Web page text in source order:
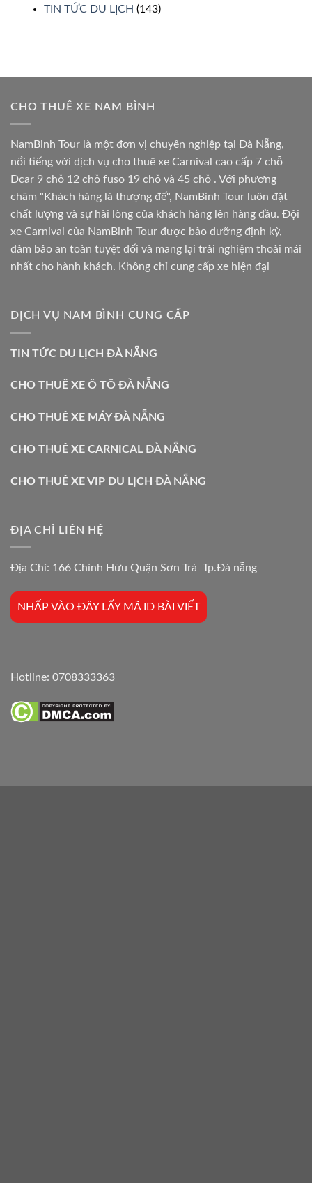
TIN TỨC DU LỊCH (143)
CHO THUÊ XE NAM BÌNH
NamBinh Tour là một đơn vị chuyên nghiệp tại Đà Nẵng,
nổi tiếng với dịch vụ cho thuê xe Carnival cao cấp 7 chỗ
Dcar 9 chỗ 12 chỗ fuso 19 chỗ và 45 chỗ . Với phương
châm "Khách hàng là thượng đế", NamBinh Tour luôn đặt
chất lượng và sự hài lòng của khách hàng lên hàng đầu. Đội
xe Carnival của NamBinh Tour được bảo dưỡng định kỳ,
đảm bảo an toàn tuyệt đối và mang lại trải nghiệm thoải mái
nhất cho hành khách. Không chỉ cung cấp xe hiện đại
DỊCH VỤ NAM BÌNH CUNG CẤP
TIN TỨC DU LỊCH ĐÀ NẴNG
CHO THUÊ XE Ô TÔ ĐÀ NẴNG
CHO THUÊ XE MÁY ĐÀ NẴNG
CHO THUÊ XE CARNICAL ĐÀ NẴNG
CHO THUÊ XE VIP DU LỊCH ĐÀ NẴNG
ĐỊA CHỈ LIÊN HỆ
Địa Chỉ: 166 Chính Hữu Quận Sơn Trà Tp.Đà nẵng
NHẤP VÀO ĐÂY LẤY MÃ ID BÀI VIẾT
Hotline: 0708333363